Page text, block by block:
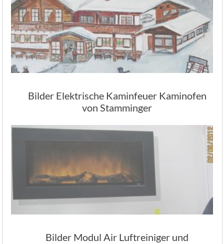
Bilder Elektrische Kaminfeuer Kaminofen
von Stamminger
Bilder Modul Air Luftreiniger und